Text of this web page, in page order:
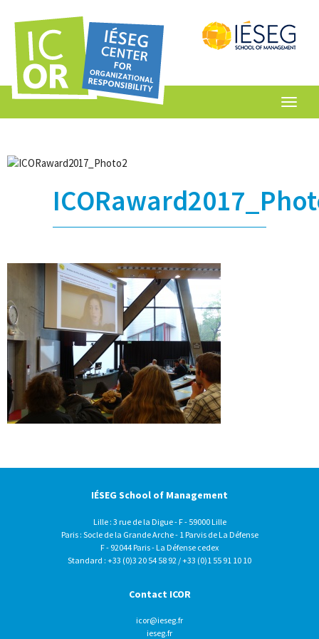
IÉSEG School of Management
Lille : 3 rue de la Digue - F - 59000 Lille
Paris : Socle de la Grande Arche - 1 Parvis de La Défense
F - 92044 Paris - La Défense cedex
Standard : +33 (0)3 20 54 58 92 / +33 (0)1 55 91 10 10
Contact ICOR
icor@ieseg.fr
ieseg.fr